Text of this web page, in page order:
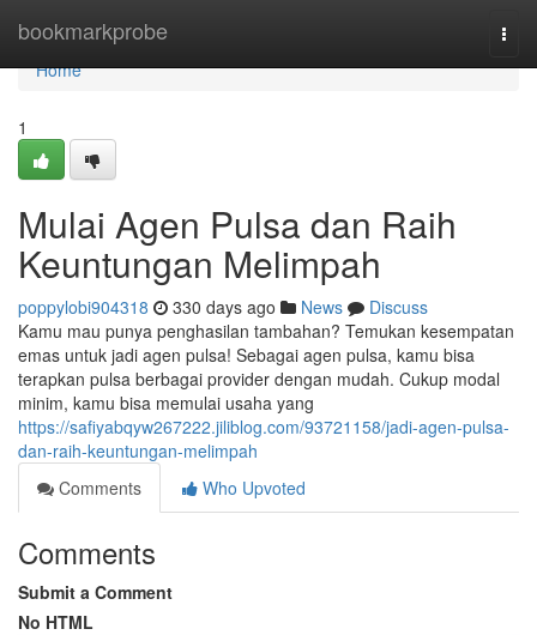
bookmarkprobe
Home
Home
1
Mulai Agen Pulsa dan Raih
Keuntungan Melimpah
poppylobi904318 330 days ago News
Discuss
Kamu mau punya penghasilan tambahan? Temukan kesempatan
emas untuk jadi agen pulsa! Sebagai agen pulsa, kamu bisa
terapkan pulsa berbagai provider dengan mudah. Cukup modal
minim, kamu bisa memulai usaha yang
https://safiyabqyw267222.jiliblog.com/93721158/jadi-agen-pulsa-
dan-raih-keuntungan-melimpah
Comments
Who Upvoted
Comments
Submit a Comment
No HTML